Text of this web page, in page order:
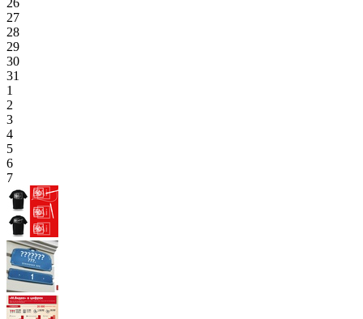
26
27
28
29
30
31
1
2
3
4
5
6
7